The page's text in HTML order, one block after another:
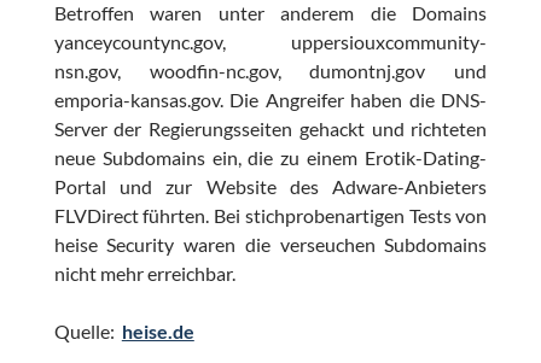
Betroffen waren unter anderem die Domains
yanceycountync.gov, uppersiouxcommunity-
nsn.gov, woodfin-nc.gov, dumontnj.gov und
emporia-kansas.gov. Die Angreifer haben die DNS-
Server der Regierungsseiten gehackt und richteten
neue Subdomains ein, die zu einem Erotik-Dating-
Portal und zur Website des Adware-Anbieters
FLVDirect führten. Bei stichprobenartigen Tests von
heise Security waren die verseuchen Subdomains
nicht mehr erreichbar.
Quelle: heise.de